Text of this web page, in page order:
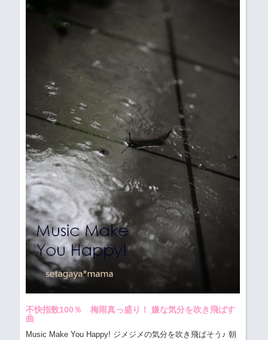
不快指数100％ 梅雨真っ盛り！ 嫌な気分を吹き飛ばす
曲
Music Make You Happy! ジメジメの気分を吹き飛ばそう♪ 朝